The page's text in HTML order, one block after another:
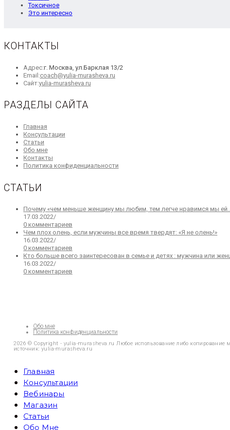
Токсичное
Это интересно
КОНТАКТЫ
Адрес:г. Москва, ул.Барклая 13/2
Email:coach@yulia-murasheva.ru
Сайт:yulia-murasheva.ru
РАЗДЕЛЫ САЙТА
Главная
в
вкладке
Консультации
Статьи
в
новой
вкладке
Обо мнеОткроется
в
новой
Контакты
в
Политика конфиденциальности
СТАТЬИ
Почему «чем меньше женщину мы любим, тем легче нравимся мы
17.03.2022/
0 комментариев
Чем плох олень, если мужчины все время твердят: «Я не олень!»
16.03.2022/
0 комментариев
Кто больше всего заинтересован в семье и детях : мужчина или
16.03.2022/
0 комментариев
Обо мне
Политика конфиденциальности
2026 © Copyright - yulia-murasheva.ru Любое использование либо копирование
источник: yulia-murasheva.ru
Главная
Консультации
Вебинары
Магазин
Статьи
Обо Мне